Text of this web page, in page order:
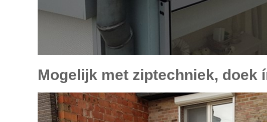
Mogelijk met ziptechniek, doek